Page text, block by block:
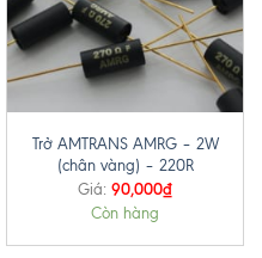
Trở AMTRANS AMRG – 2W
(chân vàng) – 220R
Giá: 90,000₫
Còn hàng